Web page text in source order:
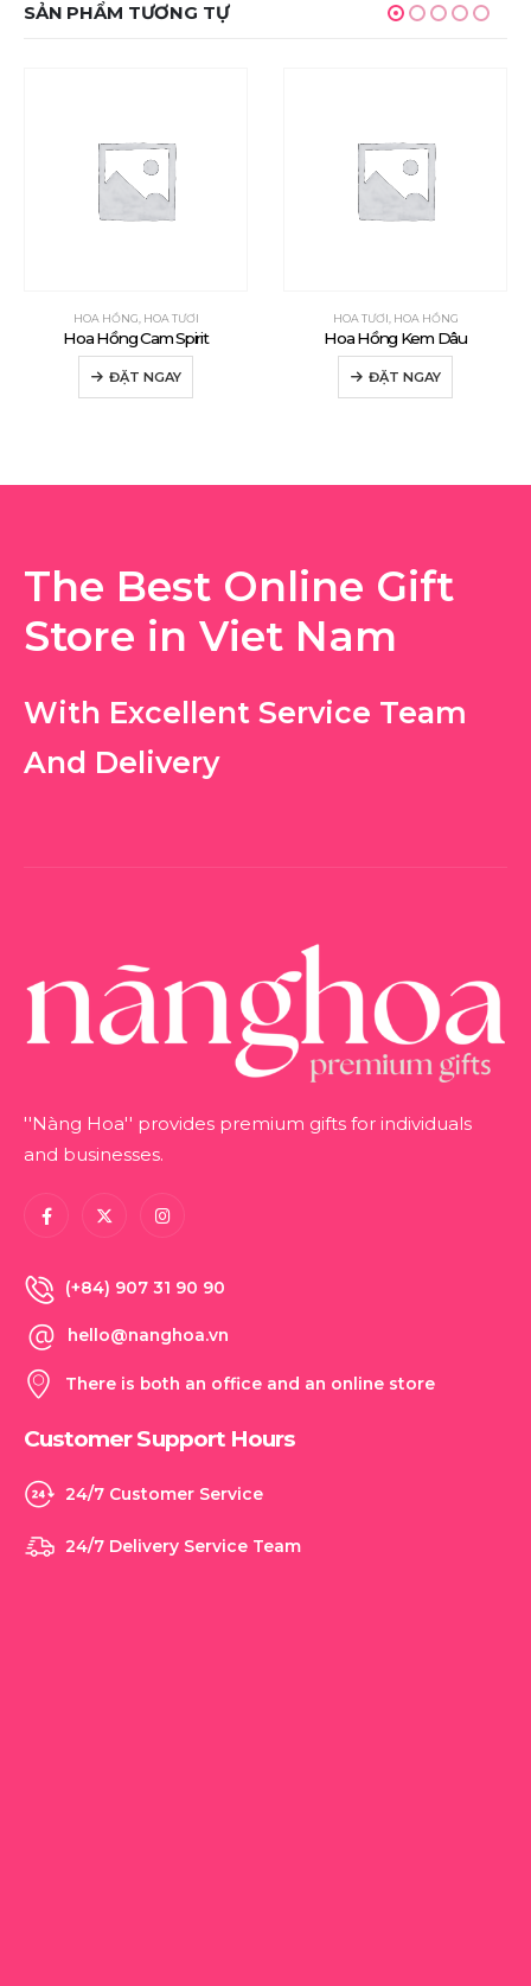
SẢN PHẨM TƯƠNG TỰ
HOA HỒNG HOA TƯƠI
Hoa Hồng Cam Spirit
ĐẶT NGAY
HOA TƯƠI HOA HỒNG
Hoa Hồng Kem Dâu
ĐẶT NGAY
The Best Online Gift
Store in Viet Nam
With Excellent Service Team
And Delivery
''Nàng Hoa'' provides premium gifts for individuals
and businesses.
(+84) 907 31 90 90
hello@nanghoa.vn
There is both an office and an online store
Customer Support Hours
24/7 Customer Service
24/7 Delivery Service Team